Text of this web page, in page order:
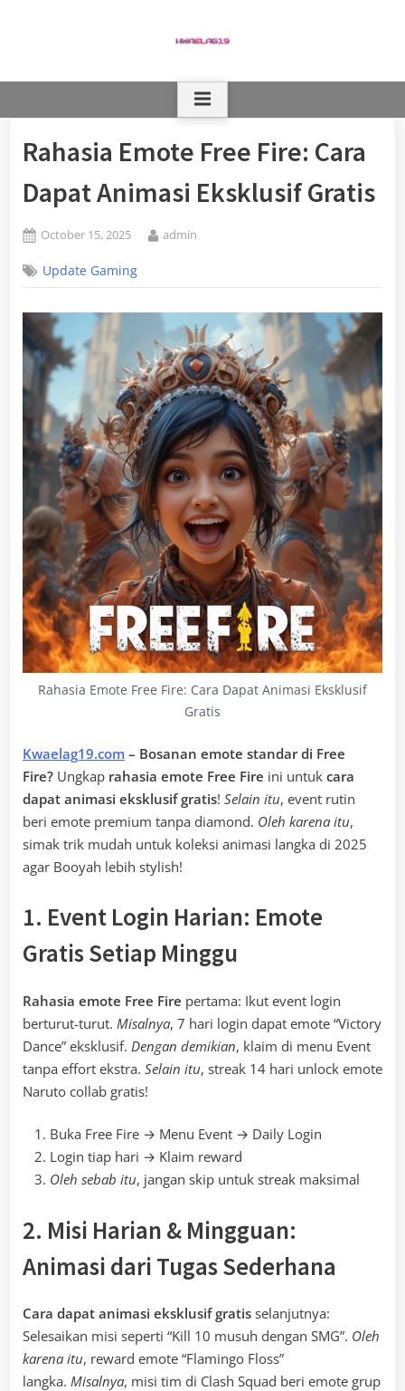
Rahasia Emote Free Fire: Cara
Dapat Animasi Eksklusif Gratis
Posted
October 15, 2025 By
admin
Update Gaming
Rahasia Emote Free Fire: Cara Dapat Animasi Eksklusif
Gratis
Kwaelag19.com – Bosanan emote standar di Free
Fire? Ungkap rahasia emote Free Fire ini untuk cara
dapat animasi eksklusif gratis! Selain itu, event rutin
beri emote premium tanpa diamond. Oleh karena itu,
simak trik mudah untuk koleksi animasi langka di 2025
agar Booyah lebih stylish!
1. Event Login Harian: Emote
Gratis Setiap Minggu
Rahasia emote Free Fire pertama: Ikut event login
berturut-turut. Misalnya, 7 hari login dapat emote “Victory
Dance” eksklusif. Dengan demikian, klaim di menu Event
tanpa effort ekstra. Selain itu, streak 14 hari unlock emote
Naruto collab gratis!
Buka Free Fire → Menu Event → Daily Login
Login tiap hari → Klaim reward
Oleh sebab itu, jangan skip untuk streak maksimal
2. Misi Harian & Mingguan:
Animasi dari Tugas Sederhana
Cara dapat animasi eksklusif gratis selanjutnya:
Selesaikan misi seperti “Kill 10 musuh dengan SMG”. Oleh
karena itu, reward emote “Flamingo Floss”
langka. Misalnya, misi tim di Clash Squad beri emote grup